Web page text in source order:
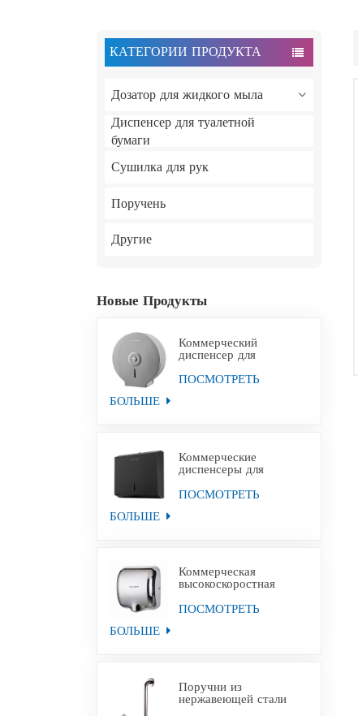
КАТЕГОРИИ ПРОДУКТА
Дозатор для жидкого мыла
Диспенсер для туалетной
бумаги
Сушилка для рук
Поручень
Другие
Новые Продукты
Коммерческий
диспенсер для
туалетной бумаги
Jumbo из
ПОСМОТРЕТЬ
БОЛЬШЕ
Коммерческие
диспенсеры для
полотенец для рук из
черной бумаги из
ПОСМОТРЕТЬ
БОЛЬШЕ
Коммерческая
высокоскоростная
сушилка для рук для
уборных
ПОСМОТРЕТЬ
БОЛЬШЕ
Поручни из
нержавеющей стали
для инвалидов